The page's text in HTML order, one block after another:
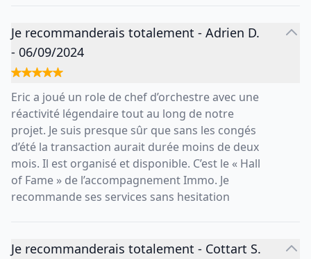
Je recommanderais totalement - Adrien D.
- 06/09/2024
Eric a joué un role de chef d’orchestre avec une
réactivité légendaire tout au long de notre
projet. Je suis presque sûr que sans les congés
d’été la transaction aurait durée moins de deux
mois. Il est organisé et disponible. C’est le « Hall
of Fame » de l’accompagnement Immo. Je
recommande ses services sans hesitation
Je recommanderais totalement - Cottart S.